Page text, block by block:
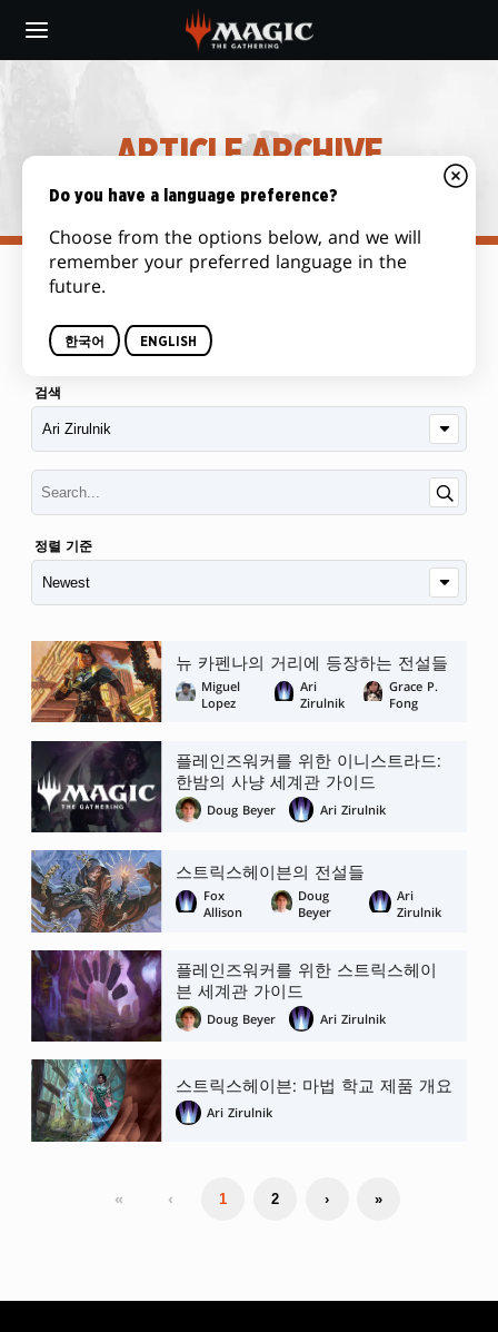
main
ARTICLE ARCHIVE
검색
정렬 기준
뉴 카펜나의 거리에 등장하는 전설들
Miguel
Lopez
Ari
Zirulnik
Grace P.
Fong
플레인즈워커를 위한 이니스트라드:
한밤의 사냥 세계관 가이드
Doug Beyer
Ari Zirulnik
스트릭스헤이븐의 전설들
Fox
Allison
Doug
Beyer
Ari
Zirulnik
플레인즈워커를 위한 스트릭스헤이
븐 세계관 가이드
Doug Beyer
Ari Zirulnik
스트릭스헤이븐: 마법 학교 제품 개요
Ari Zirulnik
« ‹ 1 2 › »
Do you have a language preference?
Choose from the options below, and we will
remember your preferred language in the
future.
한국어 ENGLISH